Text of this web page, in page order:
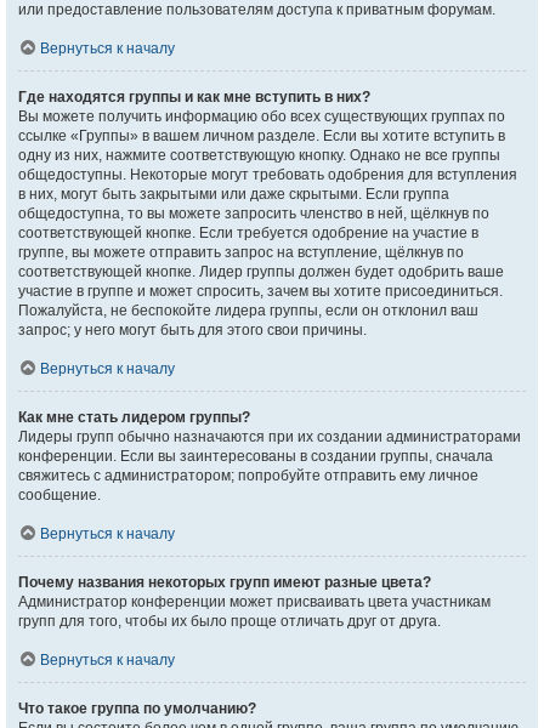
или предоставление пользователям доступа к приватным форумам.
Вернуться к началу
Где находятся группы и как мне вступить в них?
Вы можете получить информацию обо всех существующих группах по
ссылке «Группы» в вашем личном разделе. Если вы хотите вступить в
одну из них, нажмите соответствующую кнопку. Однако не все группы
общедоступны. Некоторые могут требовать одобрения для вступления
в них, могут быть закрытыми или даже скрытыми. Если группа
общедоступна, то вы можете запросить членство в ней, щёлкнув по
соответствующей кнопке. Если требуется одобрение на участие в
группе, вы можете отправить запрос на вступление, щёлкнув по
соответствующей кнопке. Лидер группы должен будет одобрить ваше
участие в группе и может спросить, зачем вы хотите присоединиться.
Пожалуйста, не беспокойте лидера группы, если он отклонил ваш
запрос; у него могут быть для этого свои причины.
Вернуться к началу
Как мне стать лидером группы?
Лидеры групп обычно назначаются при их создании администраторами
конференции. Если вы заинтересованы в создании группы, сначала
свяжитесь с администратором; попробуйте отправить ему личное
сообщение.
Вернуться к началу
Почему названия некоторых групп имеют разные цвета?
Администратор конференции может присваивать цвета участникам
групп для того, чтобы их было проще отличать друг от друга.
Вернуться к началу
Что такое группа по умолчанию?